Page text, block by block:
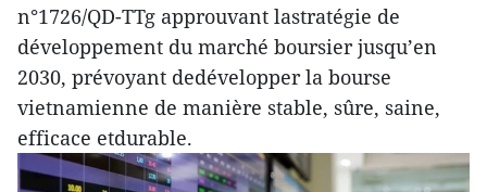
n°1726/QD-TTg approuvant lastratégie de
développement du marché boursier jusqu’en
2030, prévoyant dedévelopper la bourse
vietnamienne de manière stable, sûre, saine,
efficace etdurable.